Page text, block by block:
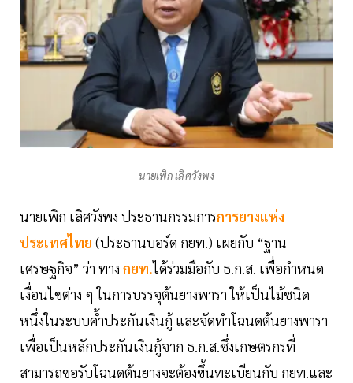
นายเพิก เลิศวังพง
นายเพิก เลิศวังพง ประธานกรรมการการยางแห่ง
ประเทศไทย (ประธานบอร์ด กยท.) เผยกับ “ฐาน
เศรษฐกิจ” ว่า ทาง กยท.ได้ร่วมมือกับ ธ.ก.ส. เพื่อกำหนด
เงื่อนไขต่าง ๆ ในการบรรจุต้นยางพารา ให้เป็นไม้ชนิด
หนึ่งในระบบค้ำประกันเงินกู้ และจัดทำโฉนดต้นยางพารา
เพื่อเป็นหลักประกันเงินกู้จาก ธ.ก.ส.ซึ่งเกษตรกรที่
สามารถขอรับโฉนดต้นยางจะต้องขึ้นทะเบียนกับ กยท.และ